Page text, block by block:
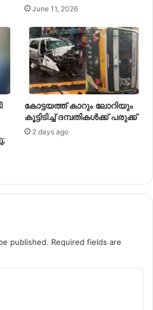
June 11, 2026
കോട്ടയത്ത് കാറും ലോറിയും
കൂട്ടിടിച്ച് ദമ്പതികള്‍ക്ക് പരുക്ക്
2 days ago
published. Required fields are